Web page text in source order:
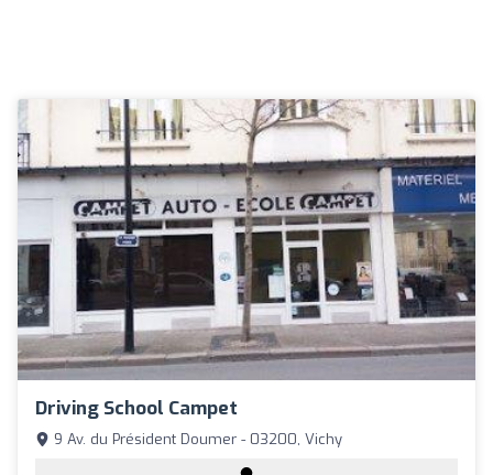
Driving School Campet
9 Av. du Président Doumer - 03200, Vichy